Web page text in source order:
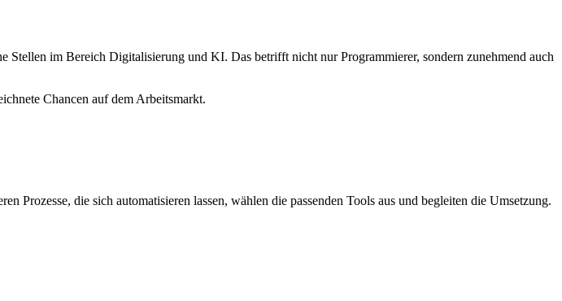
im Bereich Digitalisierung und KI. Das betrifft nicht nur Programmierer, sondern zunehmend auch
Chancen auf dem Arbeitsmarkt.
Prozesse, die sich automatisieren lassen, wählen die passenden Tools aus und begleiten die Umsetzung.